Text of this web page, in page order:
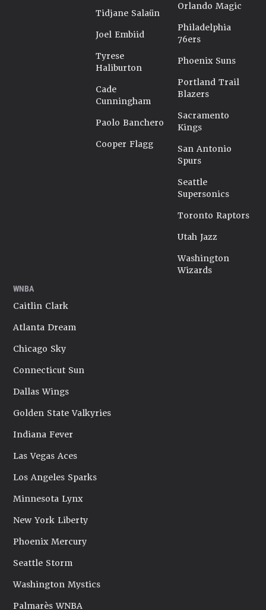
Tidjane Salaün
Joel Embiid
Tyrese
Haliburton
Cade
Cunningham
Paolo Banchero
Cooper Flagg
Orlando Magic
Philadelphia
76ers
Phoenix Suns
Portland Trail
Blazers
Sacramento
Kings
San Antonio
Spurs
Seattle
Supersonics
Toronto Raptors
Utah Jazz
Washington
Wizards
WNBA
Caitlin Clark
Atlanta Dream
Chicago Sky
Connecticut Sun
Dallas Wings
Golden State Valkyries
Indiana Fever
Las Vegas Aces
Los Angeles Sparks
Minnesota Lynx
New York Liberty
Phoenix Mercury
Seattle Storm
Washington Mystics
Palmarès WNBA